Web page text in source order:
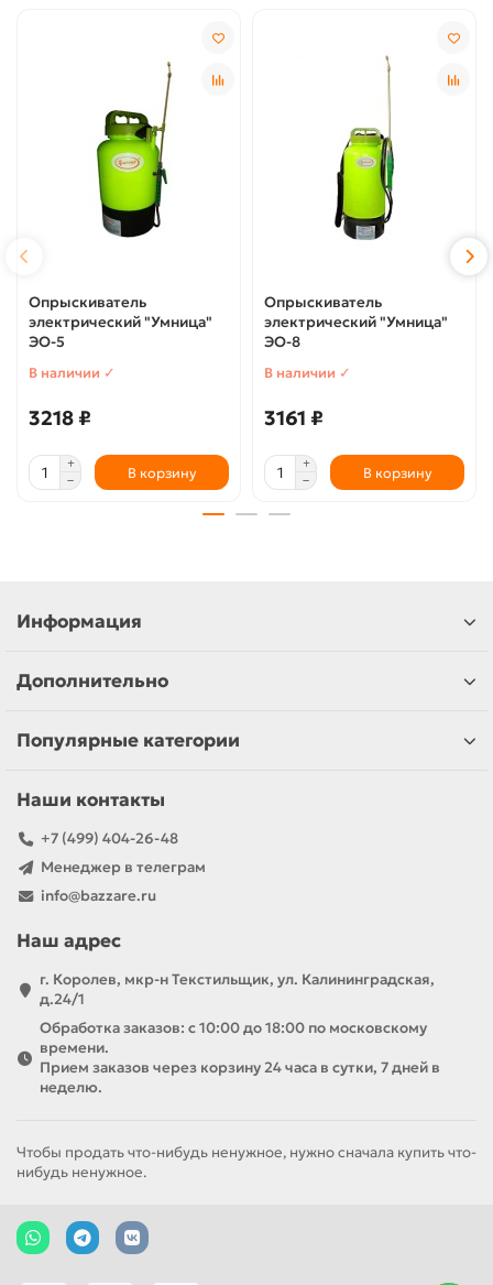
Опрыскиватель
электрический "Умница"
ЭО-5
В наличии ✓
3218 ₽
В корзину
Опрыскиватель
электрический "Умница"
ЭО-8
В наличии ✓
3161 ₽
В корзину
Информация
Дополнительно
Популярные категории
Наши контакты
+7 (499) 404-26-48
Менеджер в телеграм
info@bazzare.ru
Наш адрес
г. Королев, мкр-н Текстильщик, ул. Калининградская,
д.24/1
Обработка заказов: с 10:00 до 18:00 по московскому
времени.
Прием заказов через корзину 24 часа в сутки, 7 дней в
неделю.
Чтобы продать что-нибудь ненужное, нужно сначала купить что-
нибудь ненужное.